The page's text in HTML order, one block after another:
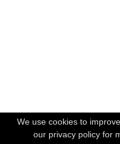
We use cookies to
our privacy policy for